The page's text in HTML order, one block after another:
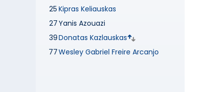
25 Kipras Keliauskas
27Yanis Azouazi
39Donatas Kazlauskas
77Wesley Gabriel Freire Arcanjo